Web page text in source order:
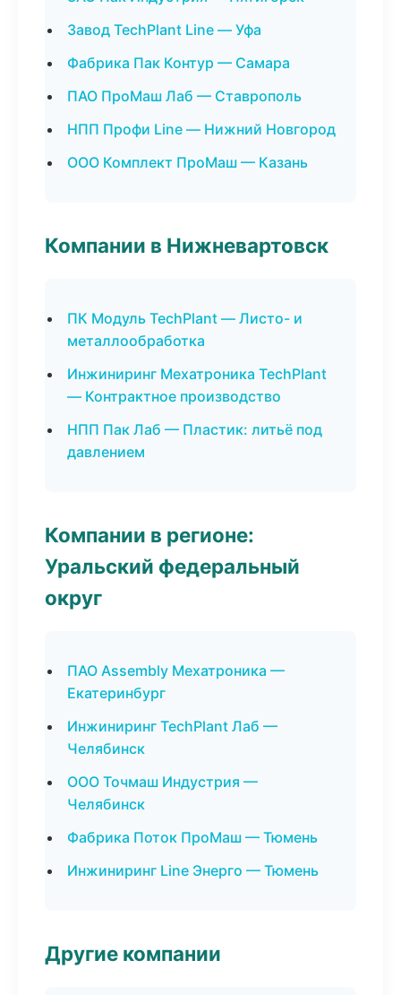
Завод TechPlant Line — Уфа
Фабрика Пак Контур — Самара
ПАО ПроМаш Лаб — Ставрополь
НПП Профи Line — Нижний Новгород
ООО Комплект ПроМаш — Казань
Компании в Нижневартовск
ПК Модуль TechPlant — Листо- и
металлообработка
Инжиниринг Мехатроника TechPlant
— Контрактное производство
НПП Пак Лаб — Пластик: литьё под
давлением
Компании в регионе:
Уральский федеральный
округ
ПАО Assembly Мехатроника —
Екатеринбург
Инжиниринг TechPlant Лаб —
Челябинск
ООО Точмаш Индустрия —
Челябинск
Фабрика Поток ПроМаш — Тюмень
Инжиниринг Line Энерго — Тюмень
Другие компании